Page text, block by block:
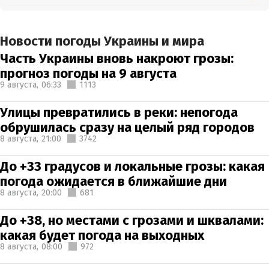
Новости погоды Украины и мира
Часть Украины вновь накроют грозы:
прогноз погоды на 9 августа
9 августа, 06:33 1113
Улицы превратились в реки: непогода
обрушилась сразу на целый ряд городов
8 августа, 21:00 3742
До +33 градусов и локальные грозы: какая
погода ожидается в ближайшие дни
8 августа, 20:00 681
До +38, но местами с грозами и шквалами:
какая будет погода на выходных
8 августа, 08:00 972